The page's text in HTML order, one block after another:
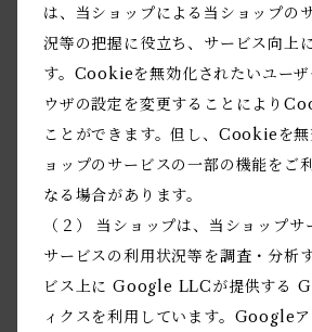
は、当ショップによる当ショップの
況等の把握に役立ち、サービス向上
す。Cookieを無効化されたいユーザ
ウザの設定を変更することにより
ことができます。但し、Cookieを
ョップのサービスの一部の機能をご
なる場合があります。
（２） 当ショップは、当ショップサ
サービスの利用状況等を調査・分析
ビス上に Google LLCが提供する
ィクスを利用しています。Google